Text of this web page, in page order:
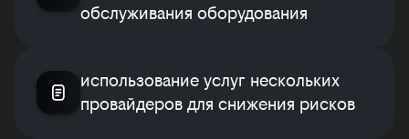
обслуживания оборудования
использование услуг нескольких
провайдеров для снижения рисков